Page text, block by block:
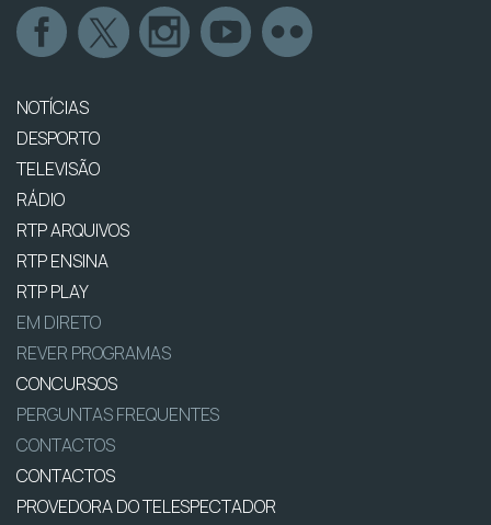
NOTÍCIAS
DESPORTO
TELEVISÃO
RÁDIO
RTP ARQUIVOS
RTP ENSINA
RTP PLAY
EM DIRETO
REVER PROGRAMAS
CONCURSOS
PERGUNTAS FREQUENTES
CONTACTOS
CONTACTOS
PROVEDORA DO TELESPECTADOR